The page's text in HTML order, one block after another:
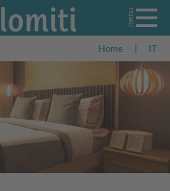
Home IT